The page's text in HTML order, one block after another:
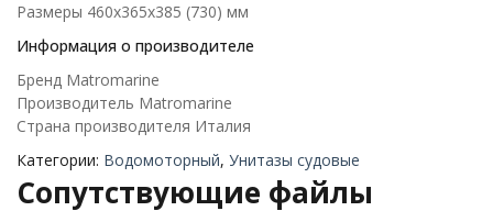
Размеры 460х365х385 (730) мм
Информация о производителе
Бренд Matromarine
Производитель Matromarine
Страна производителя Италия
Категории: Водомоторный, Унитазы судовые
Сопутствующие файлы